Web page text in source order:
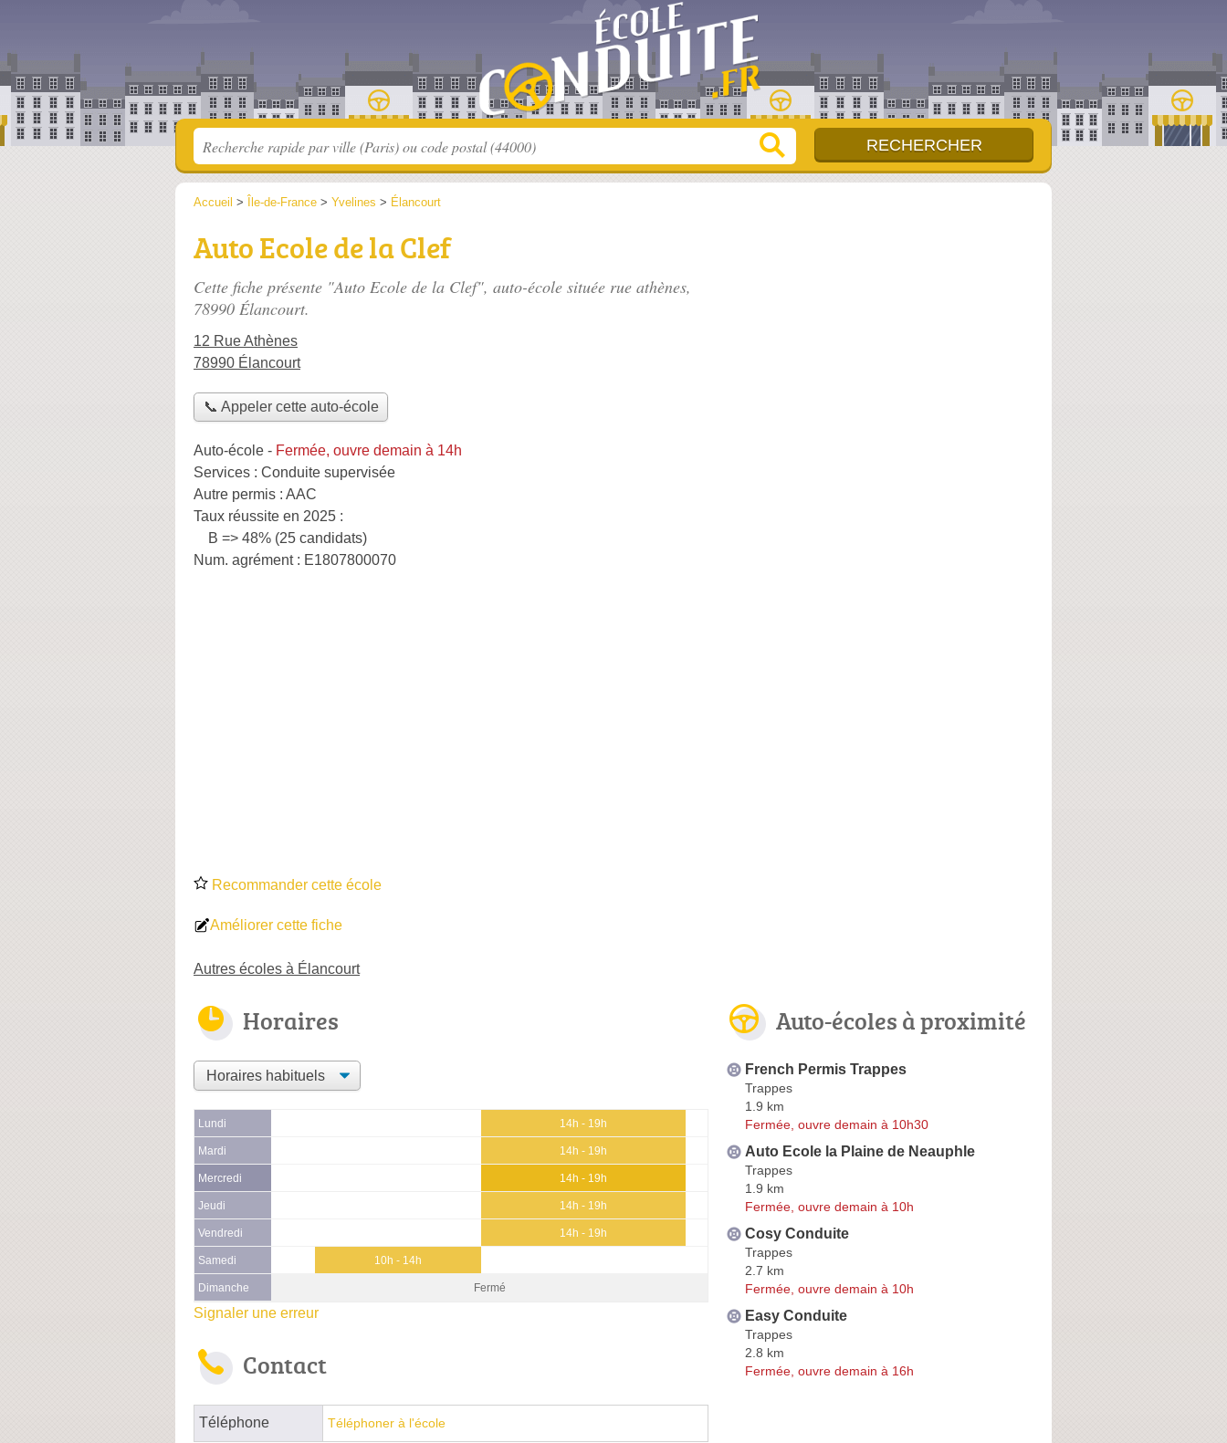
Accueil > Île-de-France > Yvelines > Élancourt
Auto Ecole de la Clef
Cette fiche présente "Auto Ecole de la Clef", auto-école située rue athènes,
78990 Élancourt.
12 Rue Athènes
78990 Élancourt
📞 Appeler cette auto-école
Auto-école - Fermée, ouvre demain à 14h
Services : Conduite supervisée
Autre permis : AAC
Taux réussite en 2025 :
B => 48% (25 candidats)
Num. agrément : E1807800070
Recommander cette école
Améliorer cette fiche
Autres écoles à Élancourt
Horaires
Lundi 14h - 19h
Mardi 14h - 19h
Mercredi 14h - 19h
Jeudi 14h - 19h
Vendredi 14h - 19h
Samedi 10h - 14h
Dimanche Fermé
Signaler une erreur
Contact
Téléphone Téléphoner à l'école
Auto-écoles à proximité
French Permis Trappes
Trappes
1.9 km
Fermée, ouvre demain à 10h30
Auto Ecole la Plaine de Neauphle
Trappes
1.9 km
Fermée, ouvre demain à 10h
Cosy Conduite
Trappes
2.7 km
Fermée, ouvre demain à 10h
Easy Conduite
Trappes
2.8 km
Fermée, ouvre demain à 16h